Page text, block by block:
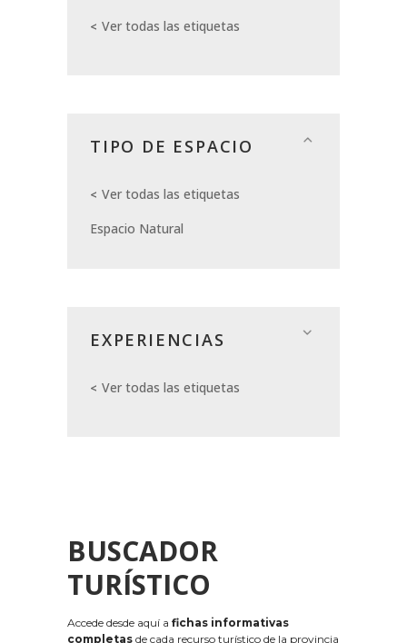
Ver todas las etiquetas
TIPO DE ESPACIO
Ver todas las etiquetas
Espacio Natural
EXPERIENCIAS
Ver todas las etiquetas
BUSCADOR
TURÍSTICO
Accede desde aquí a fichas informativas
completas de cada recurso turístico de la provincia